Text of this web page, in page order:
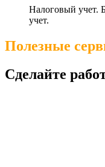
Налоговый учет.
учет.
Полезные
Сделайте